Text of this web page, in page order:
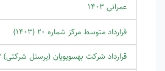
عمرانی 1403
قرارداد متوسط مرکز شماره 20 (1403)
قرارداد شرکت بهسوپویان (پرسنل شرکتی) 1403